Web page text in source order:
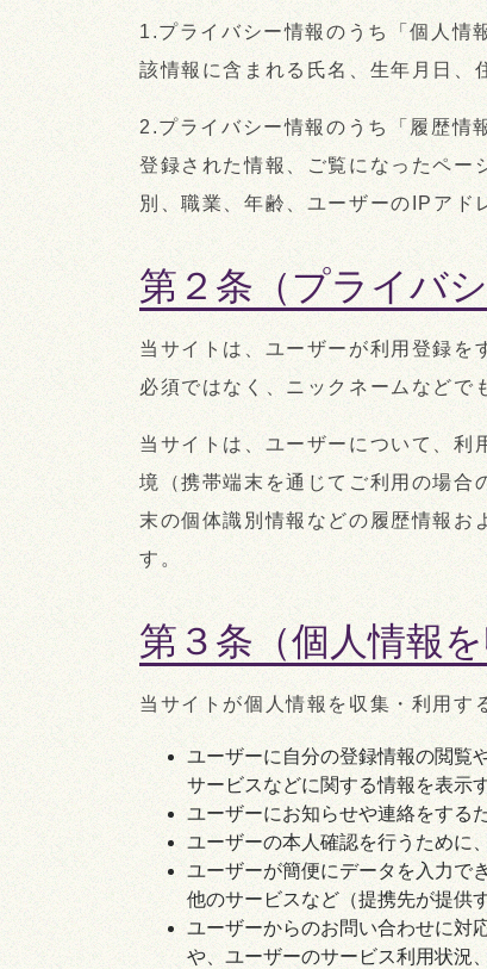
1.プライバシー情報のうち「個人情
該情報に含まれる氏名、生年月日、
2.プライバシー情報のうち「履歴情
登録された情報、ご覧になったペー
別、職業、年齢、ユーザーのIPアド
第２条（プライバ
当サイトは、ユーザーが利用登録を
必須ではなく、ニックネームなどで
当サイトは、ユーザーについて、利
境（携帯端末を通じてご利用の場合
末の個体識別情報などの履歴情報お
す。
第３条（個人情報
当サイトが個人情報を収集・利用す
ユーザーに自分の登録情報の閲覧
サービスなどに関する情報を表示
ユーザーにお知らせや連絡をする
ユーザーの本人確認を行うために
ユーザーが簡便にデータを入力で
他のサービスなど（提携先が提供
ユーザーからのお問い合わせに対
や、ユーザーのサービス利用状況